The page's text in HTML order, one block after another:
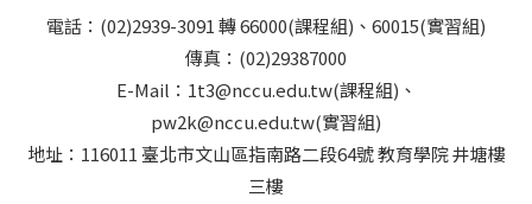
電話：(02)2939-3091 轉 66000(課程組)、60015(實習組)
傳真：(02)29387000
E-Mail：1t3@nccu.edu.tw(課程組)、
pw2k@nccu.edu.tw(實習組)
地址：116011 臺北市文山區指南路二段64號 教育學院 井塘樓
三樓